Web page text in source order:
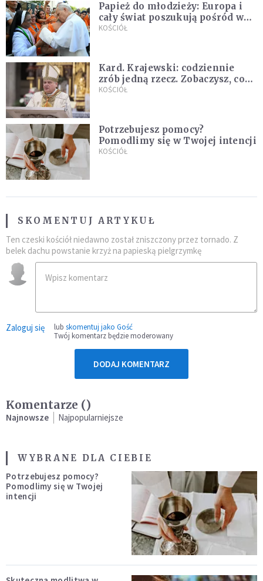
Papież do młodzieży: Europa i
cały świat poszukują pośród was
nowych świętych
KOŚCIÓŁ
Kard. Krajewski: codziennie
zrób jedną rzecz. Zobaczysz, co
stanie się z twoim życiem
KOŚCIÓŁ
Potrzebujesz pomocy?
Pomodlimy się w Twojej intencji
KOŚCIÓŁ
SKOMENTUJ ARTYKUŁ
Ten czeski kościół niedawno został zniszczony przez tornado. Z
belek dachu powstanie krzyż na papieską pielgrzymkę
Zaloguj się lub skomentuj jako Gość
Twój komentarz będzie moderowany
DODAJ KOMENTARZ
Komentarze ()
Najnowsze Najpopularniejsze
WYBRANE DLA CIEBIE
Potrzebujesz pomocy?
Pomodlimy się w Twojej
intencji